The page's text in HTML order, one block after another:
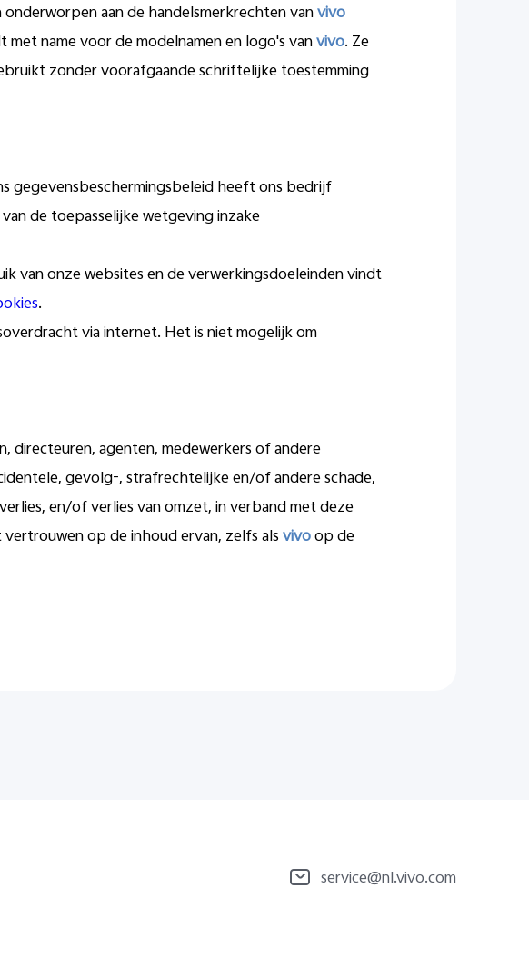
aan de handelsmerkrechten vanvivo
name voor de modelnamen en logo's vanvivo. Ze
zonder voorafgaande schriftelijke toestemming
gegevensbeschermingsbeleid heeft ons bedrijf
de toepasselijke wetgeving inzake
van onze websites en de verwerkingsdoeleinden vindt
.
via internet. Het is niet mogelijk om
directeuren, agenten, medewerkers of andere
gevolg-, strafrechtelijke en/of andere schade,
en/of verlies van omzet, in verband met deze
op de inhoud ervan, zelfs alsvivoop de
service@nl.vivo.com